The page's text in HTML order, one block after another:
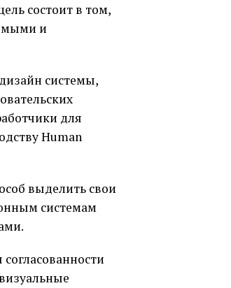
состоит в том,
и
системы,
для
Human
выделить свои
системам